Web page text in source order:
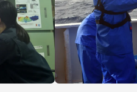
ニュースリリース